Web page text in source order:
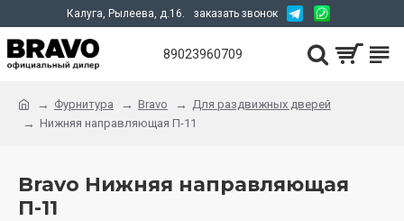
Калуга, Рылеева, д.16. заказать звонок
89023960709
Фурнитура Bravo
Для раздвижных дверей
Нижняя направляющая П-11
Bravo Нижняя направляющая
П-11